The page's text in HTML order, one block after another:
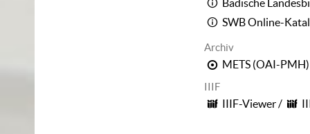
Badische
SWB Online-
Archiv
METS (OAI-PMH)
IIIF
IIIF-Viewer/